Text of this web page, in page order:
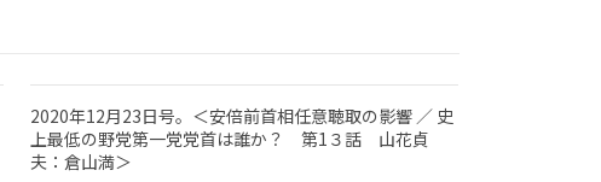
2020年12月23日号。＜安倍前首相任意聴取の影響 ／ 史
上最低の野党第一党党首は誰か？ 第1３話 山花貞
夫：倉山満＞